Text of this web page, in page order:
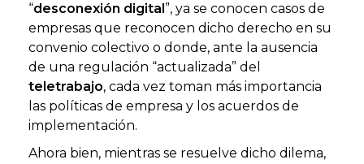
“desconexión digital ”, ya se conocen casos de
empresas que reconocen dicho derecho en su
convenio colectivo o donde, ante la ausencia
de una regulación “actualizada” del
teletrabajo, cada vez toman más importancia
las políticas de empresa y los acuerdos de
implementación.
Ahora bien, mientras se resuelve dicho dilema,